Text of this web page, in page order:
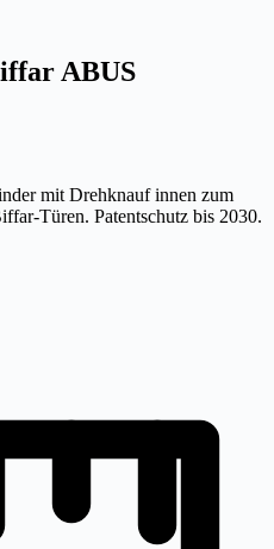
ABUS
mit Drehknauf innen zum
Türen. Patentschutz bis 2030.